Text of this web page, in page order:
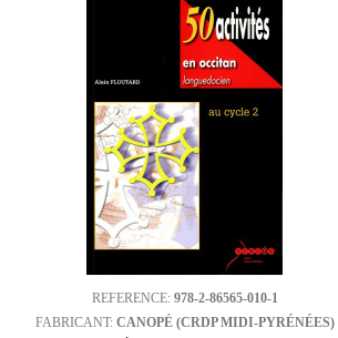
REFERENCE: 978-2-86565-010-1
FABRICANT: CANOPÉ (CRDP MIDI-PYRÉNÉES)